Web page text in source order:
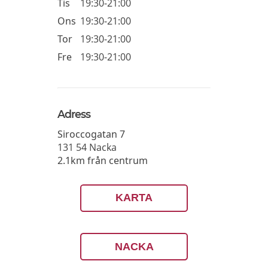
Tis
19:30-21:00
Ons 19:30-21:00
Tor
19:30-21:00
Fre
19:30-21:00
Adress
Siroccogatan 7
131 54 Nacka
2.1km från centrum
KARTA
NACKA